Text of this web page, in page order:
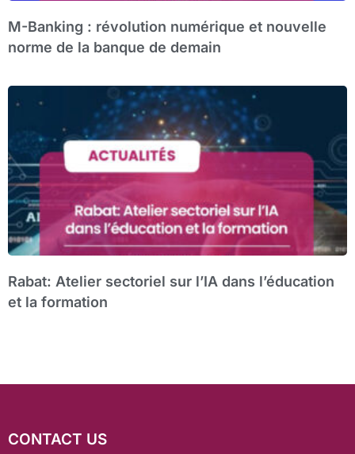
M-Banking : révolution numérique et nouvelle
norme de la banque de demain
Rabat: Atelier sectoriel sur l’IA dans l’éducation
et la formation
CONTACT US